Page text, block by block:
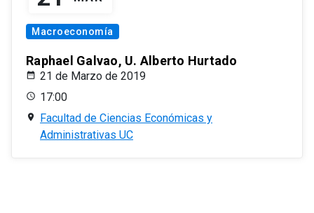
Macroeconomía
Raphael Galvao, U. Alberto Hurtado
21 de Marzo de 2019
17:00
Facultad de Ciencias Económicas y
Administrativas UC